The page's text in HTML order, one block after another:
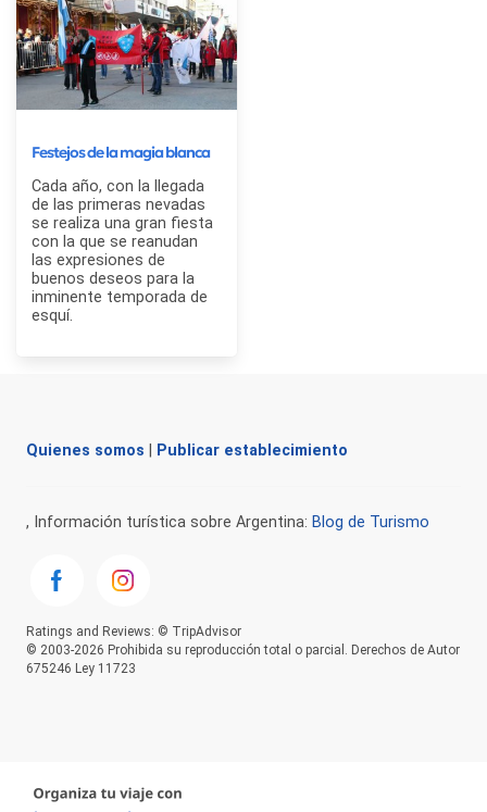
Festejos de la magia blanca
Cada año, con la llegada
de las primeras nevadas
se realiza una gran fiesta
con la que se reanudan
las expresiones de
buenos deseos para la
inminente temporada de
esquí.
Quienes somos Publicar establecimiento
, Información turística sobre Argentina: Blog de Turismo
Ratings and Reviews: © TripAdvisor
© 2003-2026 Prohibida su reproducción total o parcial. Derechos de Autor
675246 Ley 11723